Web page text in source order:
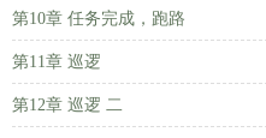
第10章 任务完成，跑路
第11章 巡逻
第12章 巡逻 二